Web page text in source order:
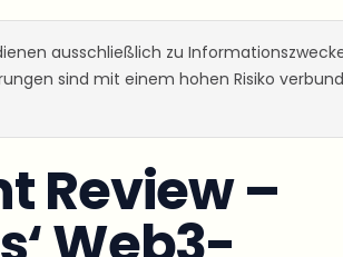
ausschließlich zu
sind mit einem hohen Risiko
Review –